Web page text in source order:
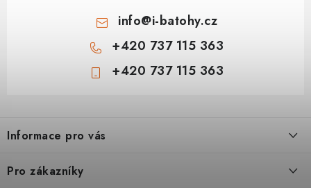
info@i-batohy.cz
+420 737 115 363
+420 737 115 363
p
a
Informace pro vás
Pro zákazníky